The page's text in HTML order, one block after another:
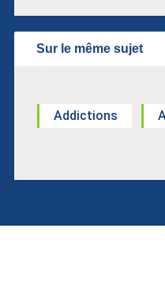
Sur le même sujet
Addictions